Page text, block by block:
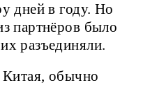
дней в году. Но
партнёров было
разъединяли.
Китая, обычно